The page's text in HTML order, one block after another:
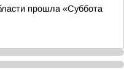
прошла «Суббота